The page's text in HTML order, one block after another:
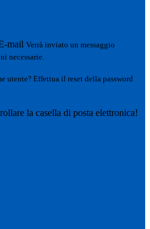
mail Verrà inviato un messaggio
necessarie.
utente? Effettua il reset della password
la casella di posta elettronica!